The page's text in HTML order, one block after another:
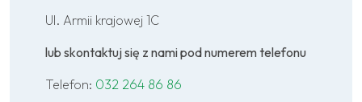
Ul. Armii krajowej 1C
lub skontaktuj się z nami pod numerem telefonu
Telefon: 032 264 86 86